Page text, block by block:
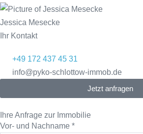
Jessica Mesecke
Ihr Kontakt
+49 172 437 45 31
info@pyko-schlottow-immob.de
Jetzt anfragen
Ihre Anfrage zur Immobilie
Vor- und Nachname *